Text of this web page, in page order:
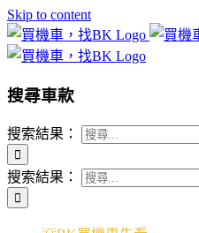
Skip to content
搜尋車款
搜索結果：
搜索結果：